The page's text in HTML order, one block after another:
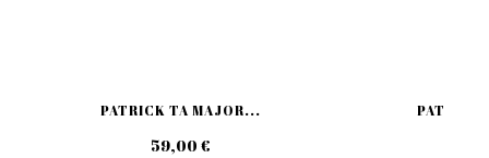
PATRICK TA MAJOR...
59,00 €
PATRICK